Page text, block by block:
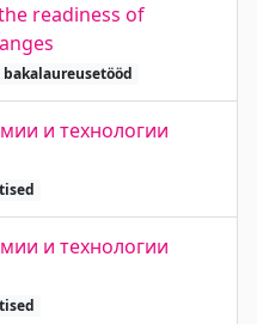
readiness of
bakalaureusetööd
и технологии
и технологии